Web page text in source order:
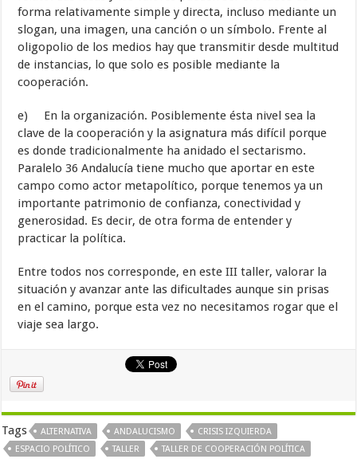
forma relativamente simple y directa, incluso mediante un
slogan, una imagen, una canción o un símbolo. Frente al
oligopolio de los medios hay que transmitir desde multitud
de instancias, lo que solo es posible mediante la
cooperación.
e) En la organización. Posiblemente ésta nivel sea la
clave de la cooperación y la asignatura más difícil porque
es donde tradicionalmente ha anidado el sectarismo.
Paralelo 36 Andalucía tiene mucho que aportar en este
campo como actor metapolítico, porque tenemos ya un
importante patrimonio de confianza, conectividad y
generosidad. Es decir, de otra forma de entender y
practicar la política.
Entre todos nos corresponde, en este III taller, valorar la
situación y avanzar ante las dificultades aunque sin prisas
en el camino, porque esta vez no necesitamos rogar que el
viaje sea largo.
Tags ALTERNATIVA ANDALUCISMO
CRISIS IZQUIERDA
ESPACIO POLÍTICO
TALLER TALLER DE COOPERACIÓN POLÍTICA